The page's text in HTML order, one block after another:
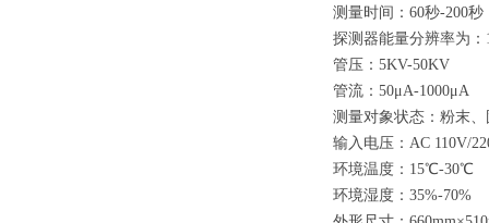
测量时间：60秒-200秒
探测器能量分辨率为：
管压：5KV-50KV
管流：50μA-1000μA
测量对象状态：粉末
输入电压：AC 110V/
环境温度：15℃-30℃
环境湿度：35%-70%